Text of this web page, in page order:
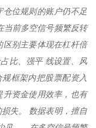
位规则的账户仍不足
当前多空信号频繁反转
别主要体现在杠杆倍
比、强平 线设置、风
框架内把股票配资入
资金使用效率，也有
失。 数据表明，擅自